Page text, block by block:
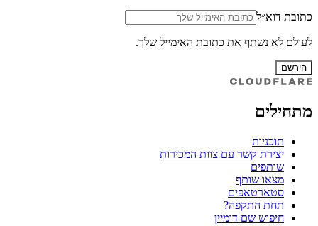
כתובת דוא״ל
לעולם לא נשתף את כתובת האימייל שלך.
הירשם
מתחילים
תוכניות
יצירת קשר עם צוות המכירות
שותפים
מצאו שותף
סטארטאפים
תחת התקפה?
חיפוש שם דומיין